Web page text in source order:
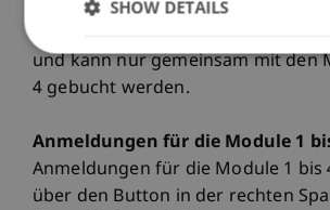
die schriftliche
und kann nur gemeinsam mit den
4 gebucht werden.
Anmeldungen für die Module 1
Anmeldungen für die Module 1 bis
über den Button in der rechten
SHOW DETAILS